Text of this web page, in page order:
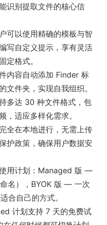
识别提取文件的核心信
户可以使用精确的模板与智
写自定义提示，享有灵活
定格式。
内容自动添加 Finder 标
文件夹，实现自我组织。
多达 30 种文件格式，包
，适应多样化需求。
全在本地进行，无需上传
护政策，确保用户数据安
用计划：Managed 版 —
名），BYOK 版 — 一次
合自己的方式。
计划支持 7 天的免费试